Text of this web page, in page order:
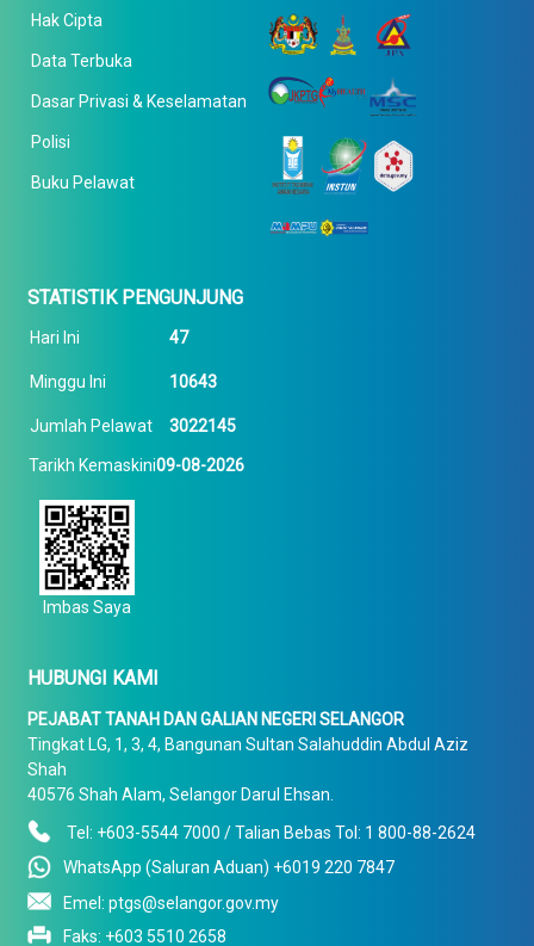
Hak Cipta
Data Terbuka
Dasar Privasi & Keselamatan
Polisi
Buku Pelawat
STATISTIK PENGUNJUNG
Hari Ini 47
Minggu Ini 10643
Jumlah Pelawat 3022145
Tarikh Kemaskini09-08-2026
Imbas Saya
HUBUNGI KAMI
PEJABAT TANAH DAN GALIAN NEGERI SELANGOR
Tingkat LG, 1, 3, 4, Bangunan Sultan Salahuddin Abdul Aziz
Shah
40576 Shah Alam, Selangor Darul Ehsan.
Tel: +603-5544 7000 / Talian Bebas Tol: 1 800-88-2624
WhatsApp (Saluran Aduan) +6019 220 7847
Emel: ptgs@selangor.gov.my
Faks: +603 5510 2658